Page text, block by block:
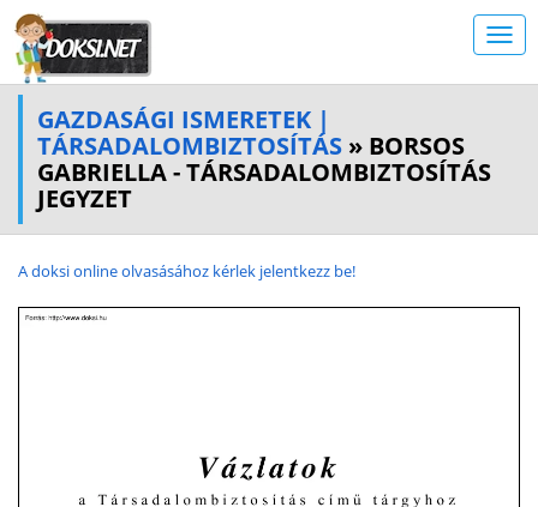
GAZDASÁGI ISMERETEK |
TÁRSADALOMBIZTOSÍTÁS » BORSOS
GABRIELLA - TÁRSADALOMBIZTOSÍTÁS
JEGYZET
A doksi online olvasásához kérlek jelentkezz be!